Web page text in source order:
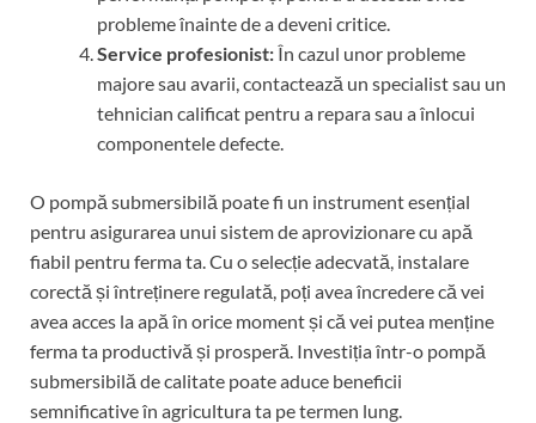
probleme înainte de a deveni critice.
Service profesionist:În cazul unor probleme
majore sau avarii, contactează un specialist sau un
tehnician calificat pentru a repara sau a înlocui
componentele defecte.
O pompă submersibilă poate fi un instrument esențial
pentru asigurarea unui sistem de aprovizionare cu apă
fiabil pentru ferma ta. Cu o selecție adecvată, instalare
corectă și întreținere regulată, poți avea încredere că vei
avea acces la apă în orice moment și că vei putea menține
ferma ta productivă și prosperă. Investiția într-o pompă
submersibilă de calitate poate aduce beneficii
semnificative în agricultura ta pe termen lung.